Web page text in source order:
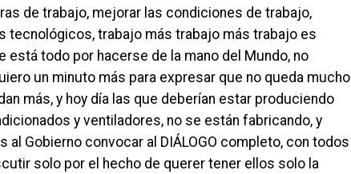
de trabajo, mejorar las condiciones de trabajo,
tecnológicos, trabajo más trabajo más trabajo es
está todo por hacerse de la mano del Mundo, no
un minuto más para expresar que no queda mucho
más, y hoy día las que deberían estar produciendo
y ventiladores, no se están fabricando, y
Gobierno convocar al DIÁLOGO completo, con todos
solo por el hecho de querer tener ellos solo la